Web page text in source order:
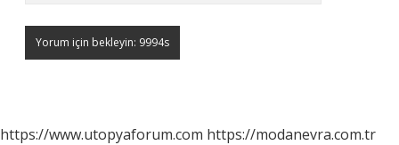
https://www.utopyaforum.com https://modanevra.com.tr